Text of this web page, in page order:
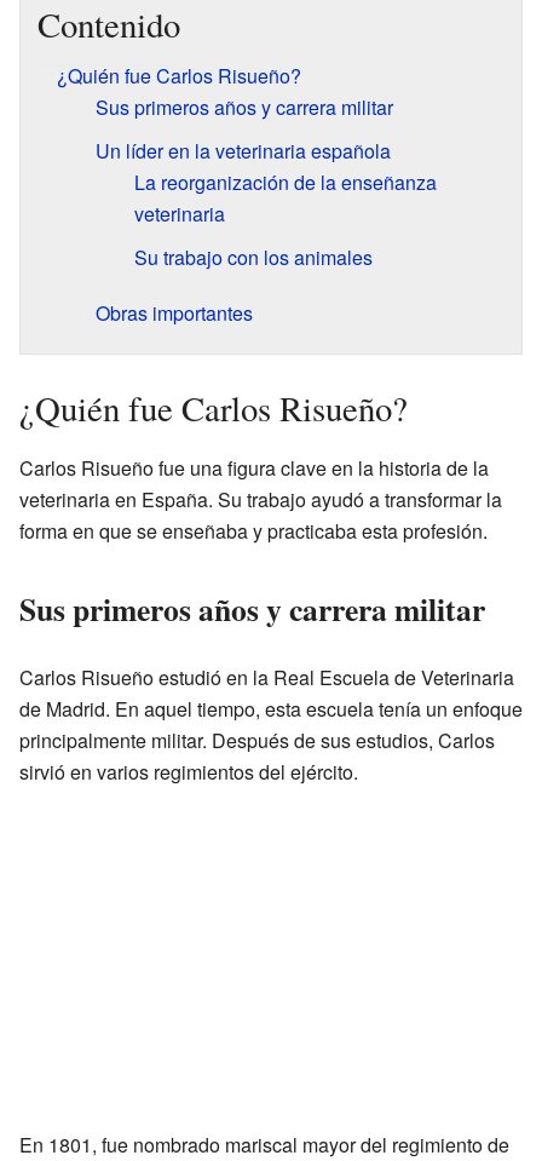
Contenido
¿Quién fue Carlos Risueño?
Sus primeros años y carrera militar
Un líder en la veterinaria española
La reorganización de la enseñanza
veterinaria
Su trabajo con los animales
Obras importantes
¿Quién fue Carlos Risueño?
Carlos Risueño fue una figura clave en la historia de la
veterinaria en España. Su trabajo ayudó a transformar la
forma en que se enseñaba y practicaba esta profesión.
Sus primeros años y carrera militar
Carlos Risueño estudió en la Real Escuela de Veterinaria
de Madrid. En aquel tiempo, esta escuela tenía un enfoque
principalmente militar. Después de sus estudios, Carlos
sirvió en varios regimientos del ejército.
En 1801, fue nombrado mariscal mayor del regimiento de